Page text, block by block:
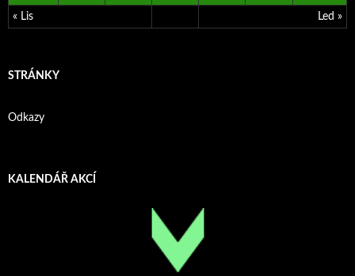
« Lis Led »
STRÁNKY
Odkazy
KALENDÁŘ AKCÍ